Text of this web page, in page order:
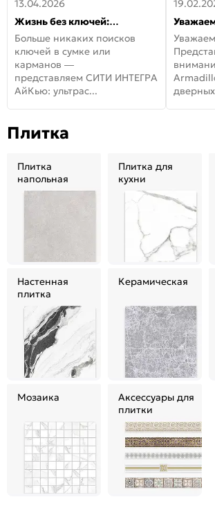
13.04.2026
Жизнь без ключей:
встречайте новую дверь
СИТИ ИНТЕГРА АйКью!
Больше никаких поисков
ключей в сумке или
карманов —
представляем СИТИ ИНТЕГРА
АйКью: ультрас...
Плитка
Плитка
напольная
Плитка для
кухни
Настенная
плитка
Керамическая
Мозаика
Аксессуары для
плитки